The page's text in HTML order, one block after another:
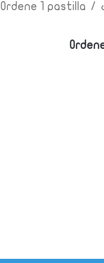
/
Ordene 1 pastilla